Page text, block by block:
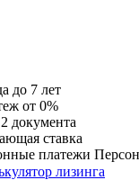
до 7 лет
от 0%
документа
ставка
платежи
лизинга